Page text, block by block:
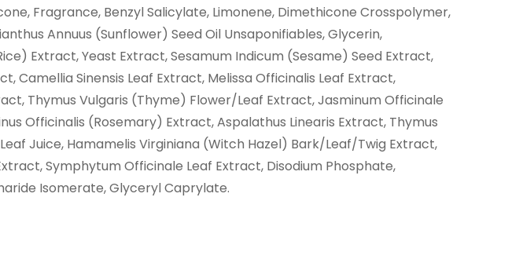
Fragrance, Benzyl Salicylate, Limonene, Dimethicone Crosspolymer,
Annuus (Sunflower) Seed Oil Unsaponifiables, Glycerin,
Extract, Yeast Extract, Sesamum Indicum (Sesame) Seed Extract,
Camellia Sinensis Leaf Extract, Melissa Officinalis Leaf Extract,
Thymus Vulgaris (Thyme) Flower/Leaf Extract, Jasminum Officinale
Officinalis (Rosemary) Extract, Aspalathus Linearis Extract, Thymus
Juice, Hamamelis Virginiana (Witch Hazel) Bark/Leaf/Twig Extract,
Symphytum Officinale Leaf Extract, Disodium Phosphate,
Isomerate, Glyceryl Caprylate.